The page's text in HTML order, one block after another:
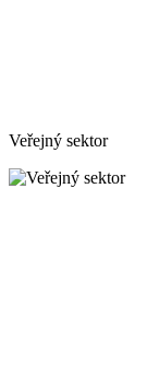
Veřejný sektor